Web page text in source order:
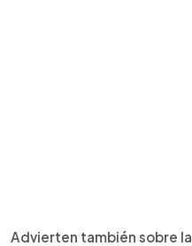
Advierten también sobre la